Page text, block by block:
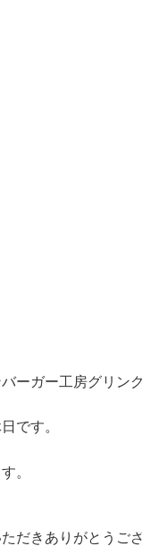
ーガー工房グリン
です。
。
だきありがとうご